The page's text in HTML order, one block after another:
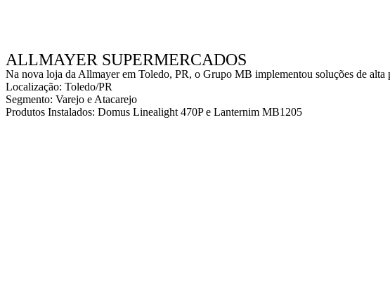
ALLMAYER SUPERMERCADOS
Na nova loja da Allmayer em Toledo, PR, o Grupo MB implementou soluções de
Localização: Toledo/PR
Segmento: Varejo e Atacarejo
Produtos Instalados: Domus Linealight 470P e Lanternim MB1205